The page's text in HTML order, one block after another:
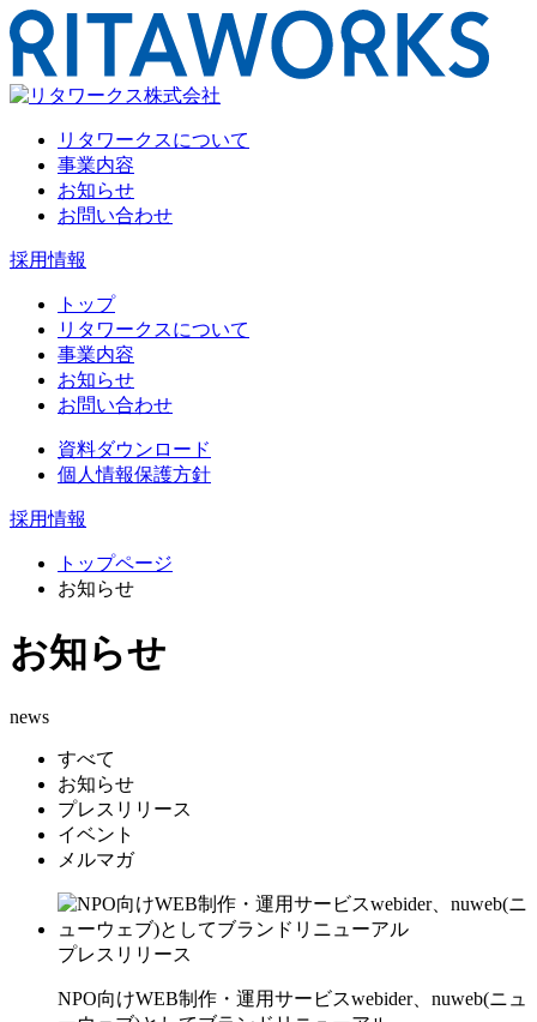
リタワークスについて
事業内容
お知らせ
お問い合わせ
採用情報
トップ
リタワークスについて
事業内容
お知らせ
お問い合わせ
資料ダウンロード
個人情報保護方針
採用情報
トップページ
お知らせ
お知らせ
news
すべて
お知らせ
プレスリリース
イベント
メルマガ
プレスリリース
NPO向けWEB制作・運用サービスwebider、nuweb(ニュ